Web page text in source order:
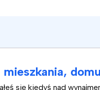
się kiedyś nad